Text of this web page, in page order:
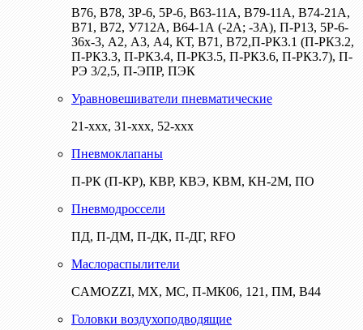
В76, В78, 3Р-6, 5Р-6, В63-11А, В79-11А, В74-21А,
В71, В72, У712А, В64-1А (-2А; -3А), П-Р13, 5Р-6-
36х-3, А2, А3, А4, КТ, В71, В72,П-РК3.1 (П-РК3.2,
П-РК3.3, П-РК3.4, П-РК3.5, П-РК3.6, П-РК3.7), П-
РЭ 3/2,5, П-ЭПР, ПЭК
Уравновешиватели пневматические
21-ххх, 31-ххх, 52-ххх
Пневмоклапаны
П-РК (П-КР), КВР, КВЭ, КВМ, КН-2М, ПО
Пневмодроссели
ПД, П-ДМ, П-ДК, П-ДГ, RFO
Маслораспылители
CAMOZZI, МХ, МС, П-МК06, 121, ПМ, В44
Головки воздухоподводящие